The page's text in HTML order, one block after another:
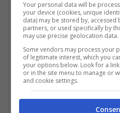
L’Europa ha deciso, come cambia
Soprattutto a causa delle
presenti al suo interno
delle persone sopra il
liberarsi nell’aria e poi
battaglia contro la
Your personal data will be
your device (cookies, unique
data) may be stored by, accessed
partners, or used specifically by
may use precise geolocation data.
Some vendors may process your
of legitimate interest, which you
your options below. Look for a
or in the site menu to manage or
and cookie settings.